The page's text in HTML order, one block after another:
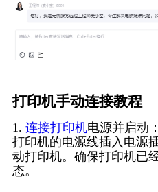
打印机手动连接教程
1. 连接打印机电源并启动
打印机的电源线插入电源
动打印机。确保打印机已
态。